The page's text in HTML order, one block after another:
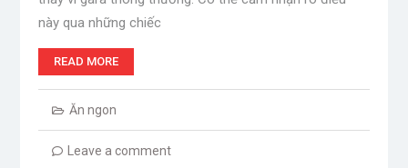
này qua những chiếc
READ MORE
Ăn ngon
Leave a comment